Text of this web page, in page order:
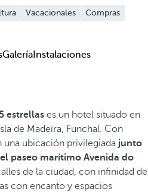
Vacacionales
Compras
Galería Instalaciones
estrellas es un hotel situado en
de Madeira, Funchal. Con
una ubicación privilegiada junto
paseo marítimo Avenida do
de la ciudad, con infinidad de
con encanto y espacios